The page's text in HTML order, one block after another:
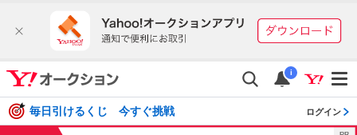
i
毎日引けるくじ 今すぐ挑戦 ログイン